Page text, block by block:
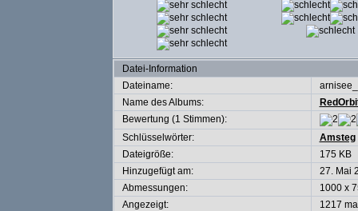
Datei-Information
Dateiname:
Name des Albums:
Bewertung (1 Stimmen):
Schlüsselwörter:
Amsteg
Dateigröße:
175 KB
Hinzugefügt am:
27. Mai
Abmessungen:
1000 x
Angezeigt:
1217